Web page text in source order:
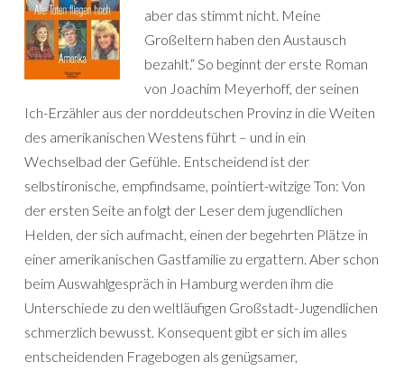
aber das stimmt nicht. Meine
Großeltern haben den Austausch
bezahlt.“ So beginnt der erste Roman
von Joachim Meyerhoff, der seinen
Ich-Erzähler aus der norddeutschen Provinz in die Weiten
des amerikanischen Westens führt – und in ein
Wechselbad der Gefühle. Entscheidend ist der
selbstironische, empfindsame, pointiert-witzige Ton: Von
der ersten Seite an folgt der Leser dem jugendlichen
Helden, der sich aufmacht, einen der begehrten Plätze in
einer amerikanischen Gastfamilie zu ergattern. Aber schon
beim Auswahlgespräch in Hamburg werden ihm die
Unterschiede zu den weltläufigen Großstadt-Jugendlichen
schmerzlich bewusst. Konsequent gibt er sich im alles
entscheidenden Fragebogen als genügsamer,